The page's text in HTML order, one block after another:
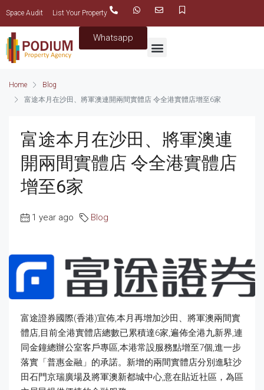
Space Audit List Your Property
Whatsapp
Home
Blog
富途本月在沙田、將軍澳連開兩間實體店 令全港實體店增至6家
富途本月在沙田、將軍澳連
開兩間實體店 令全港實體店
增至6家
1 year ago Blog
富途證券國際(香港)宣佈,本月再增加沙田、將軍澳兩間實
體店,目前全港實體店總數已累積達6家,遍佈全港九新界,連
同金鐘總辦公室客戶專區,本港常設服務點增至7個,進一步
落實「普惠金融」的承諾。新增的兩間實體店分別進駐沙
田石門京瑞廣場及將軍澳新都城中心,意在貼近社區，為區